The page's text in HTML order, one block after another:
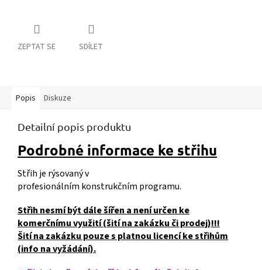
ZEPTAT SE SDÍLET
Popis Diskuze
Detailní popis produktu
Podrobné informace ke střihu
Střih je rýsovaný v
profesionálním konstrukčním programu.
Střih nesmí být dále šířen a není určen ke
komerčnímu využití (šití na zakázku či prodej)!!!
Šití na zakázku pouze s platnou licencí ke střihům
(info na vyžádání).